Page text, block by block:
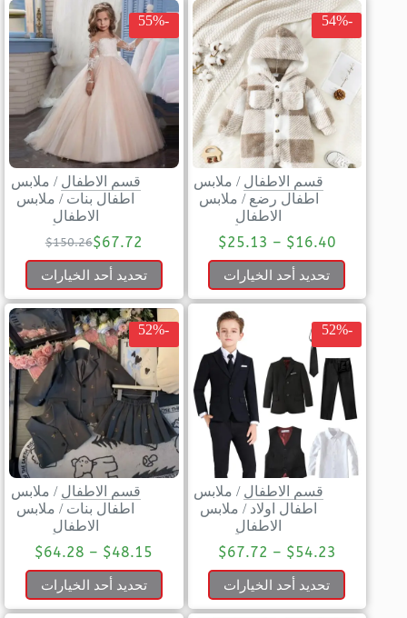
-54%
قسم الاطفال / ملابس
اطفال رضع / ملابس
الاطفال
$16.40
–
$25.13
تحديد أحد الخيارات
-55%
قسم الاطفال / ملابس
اطفال بنات / ملابس
الاطفال
$150.26$67.72
تحديد أحد الخيارات
-52%
قسم الاطفال / ملابس
اطفال اولاد / ملابس
الاطفال
$54.23
–
$67.72
تحديد أحد الخيارات
-52%
قسم الاطفال / ملابس
اطفال بنات / ملابس
الاطفال
$48.15
–
$64.28
تحديد أحد الخيارات